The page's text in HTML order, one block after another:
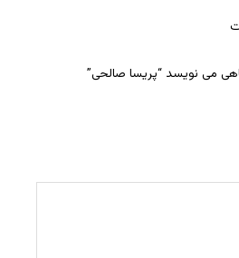
می نویسد “پریسا صالحی”